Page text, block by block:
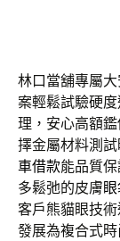
林口當舖專屬大
案輕鬆試驗硬
理，安心高額
擇金屬材料測
車借款能品質
多鬆弛的皮膚
客戶熊貓眼技
發展為複合式